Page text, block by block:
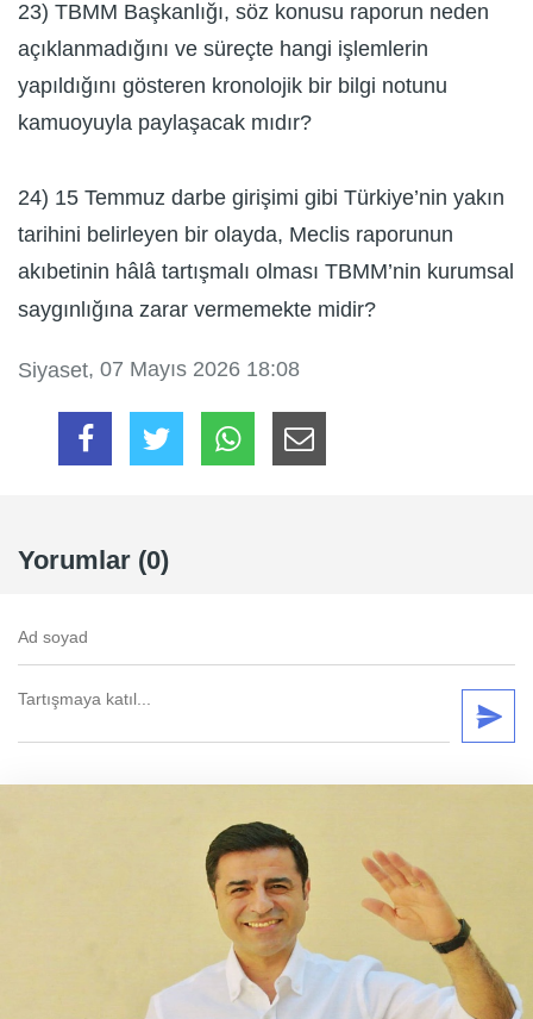
23) TBMM Başkanlığı, söz konusu raporun neden
açıklanmadığını ve süreçte hangi işlemlerin
yapıldığını gösteren kronolojik bir bilgi notunu
kamuoyuyla paylaşacak mıdır?
24) 15 Temmuz darbe girişimi gibi Türkiye’nin yakın
tarihini belirleyen bir olayda, Meclis raporunun
akıbetinin hâlâ tartışmalı olması TBMM’nin kurumsal
saygınlığına zarar vermemekte midir?
Siyaset, 07 Mayıs 2026 18:08
Yorumlar (0)